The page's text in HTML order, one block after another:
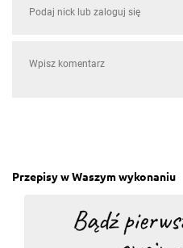
Przepisy w Waszym wykonaniu